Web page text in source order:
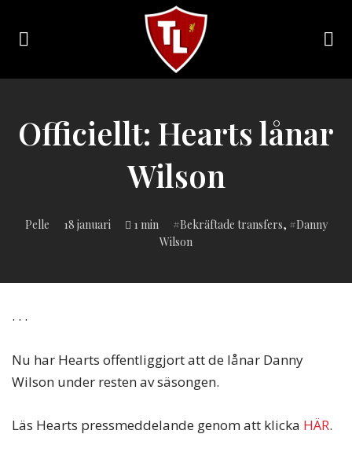
Sveriges
online
magazine!
Officiellt: Hearts lånar
Wilson
Pelle 18 januari 1 min
Inlagd
i:
Bekräftade transfers,
Danny
Wilson
. . .
Nu har Hearts offentliggjort att de lånar Danny
Wilson under resten av säsongen.
Läs Hearts pressmeddelande genom att klicka HÄR.